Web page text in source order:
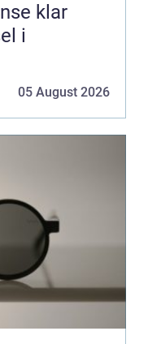
i
05 August 2026